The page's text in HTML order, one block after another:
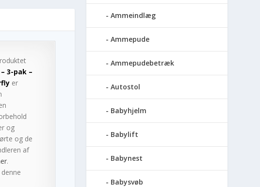
3-pak –
er
og
og de
af
.
Ammeindlæg
Ammepude
Ammepudebetræk
Autostol
Babyhjelm
Babylift
Babynest
Babysvøb